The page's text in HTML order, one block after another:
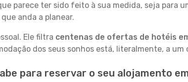
parece ter sido feito à sua medida, seja para
anda a planear.
Ele filtra centenas de ofertas de hotéis
dos seus sonhos está, literalmente, a um
para reservar o seu alojamento